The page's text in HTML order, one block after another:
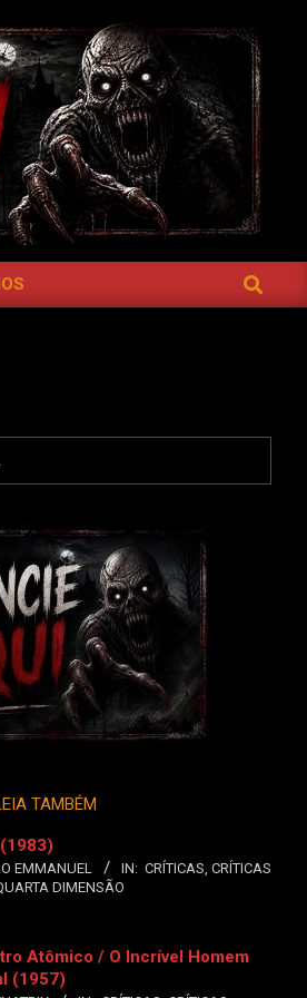
SEARCH
TAMBÉM
EMMANUEL IN: CRÍTICAS, CRÍTICAS
DIMENSÃO
Atômico / O Incrível Homem
(1957)